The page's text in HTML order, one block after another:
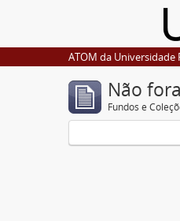
ATOM da Universidade
Não
Fundos e